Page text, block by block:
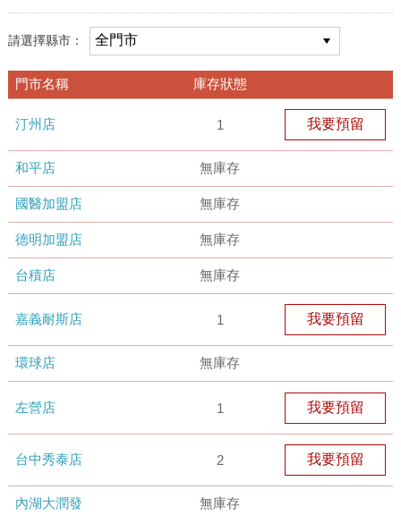
請選擇縣市：
門市名稱 庫存狀態
汀州店 1 我要預留
和平店 無庫存
國醫加盟店 無庫存
德明加盟店 無庫存
台積店 無庫存
嘉義耐斯店 1 我要預留
環球店 無庫存
左營店 1 我要預留
台中秀泰店 2 我要預留
內湖大潤發 無庫存